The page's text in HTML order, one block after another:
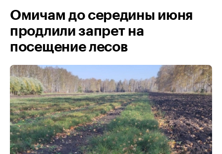
Омичам до середины июня
продлили запрет на
посещение лесов